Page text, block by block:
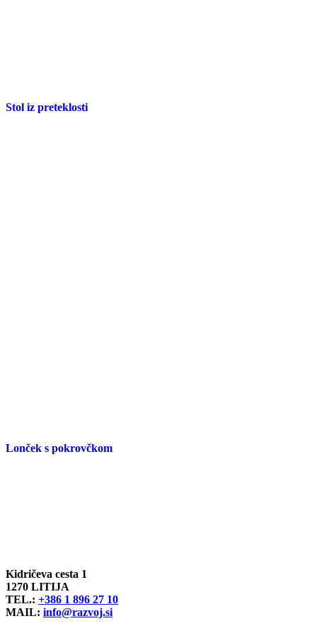
Stol iz preteklosti
Lonček s pokrovčkom
Kidričeva cesta 1
1270 LITIJA
TEL.: +386 1 896 27 10
MAIL: info@razvoj.si